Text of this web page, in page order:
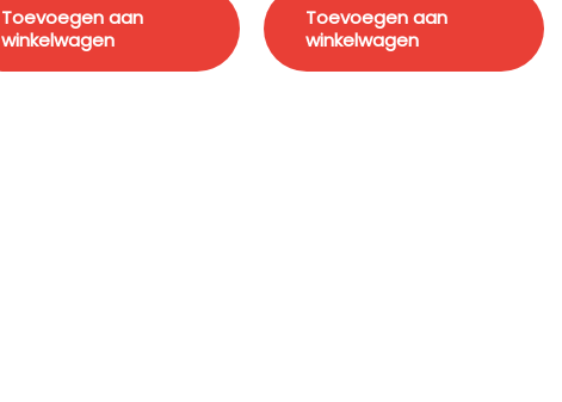
Toevoegen aan
winkelwagen
Toevoegen aan
winkelwagen